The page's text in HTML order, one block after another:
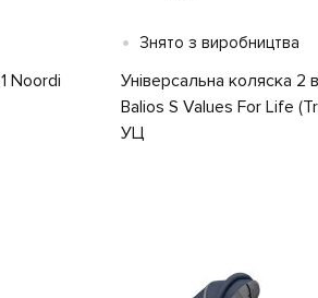
Noordi
• Знято з виробництва
Універсальна коляска 2
Balios S Values For Life
УЦ